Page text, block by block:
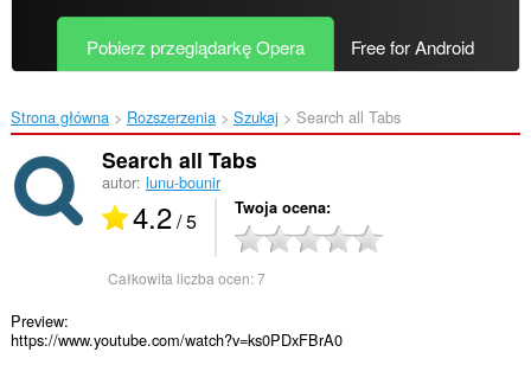
Pobierz przeglądarkę Opera Free for Android
Strona główna Rozszerzenia Szukaj Search all Tabs‎
Search all Tabs
autor: lunu-bounir
4.2/ 5 Twoja ocena
Całkowita liczba ocen:7
Preview:
https://www.youtube.com/watch?v=ks0PDxFBrA0